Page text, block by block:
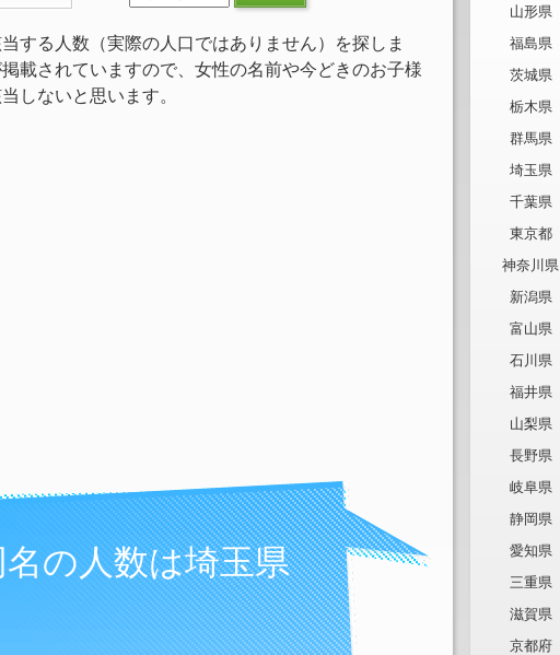
する人数（実際の人口ではありません）を探しま
載されていますので、女性の名前や今どきのお子様
しないと思います。
の人数は埼玉県
山形県
福島県
茨城県
栃木県
群馬県
埼玉県
千葉県
東京都
神奈川県
新潟県
富山県
石川県
福井県
山梨県
長野県
岐阜県
静岡県
愛知県
三重県
滋賀県
京都府